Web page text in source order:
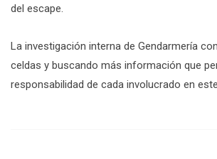
del escape.
La investigación interna de Gendarmería
celdas y buscando más información que
responsabilidad de cada involucrado en